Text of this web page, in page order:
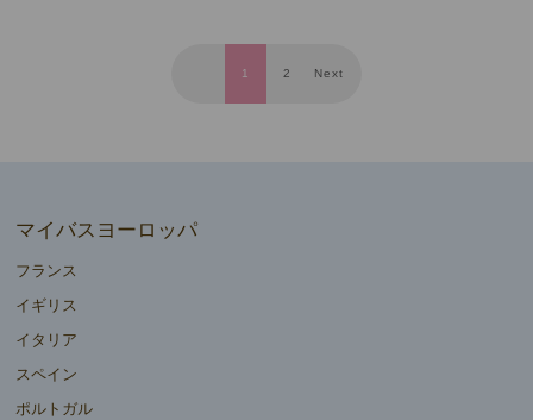
1 2 Next
マイバスヨーロッパ
フランス
イギリス
イタリア
スペイン
ポルトガル